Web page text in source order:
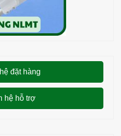
đặt hàng
hệ hỗ trợ